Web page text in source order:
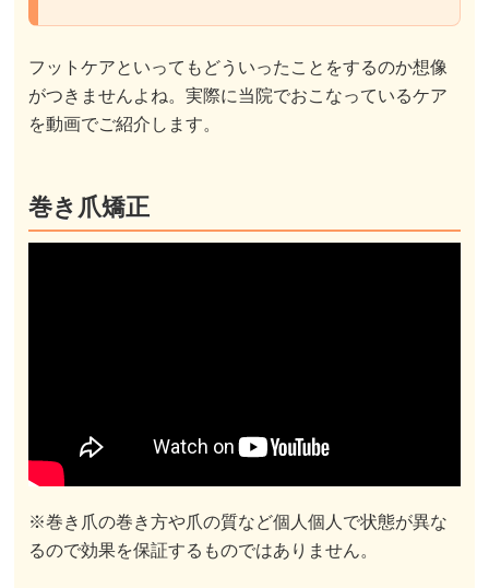
フットケアといってもどういったことをするのか想像
がつきませんよね。実際に当院でおこなっているケア
を動画でご紹介します。
巻き爪矯正
※巻き爪の巻き方や爪の質など個人個人で状態が異な
るので効果を保証するものではありません。